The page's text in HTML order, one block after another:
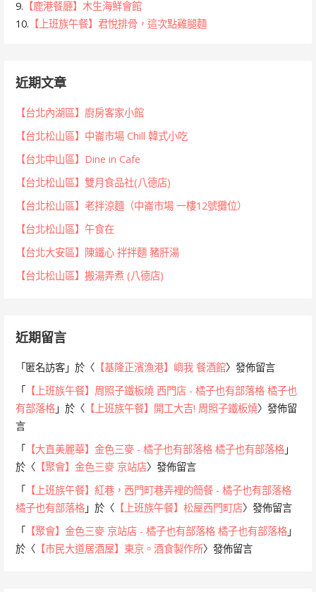
9. 【鹿港餐廳】木生海鮮會館
10. 【上班族午餐】君悅排骨，這次點雞腿麵
近期文章
【台北內湖區】廚房客家小館
【台北松山區】中崙市場 Chill 韓式小吃
【台北中山區】Dine in Cafe
【台北松山區】雙月食品社(八德店)
【台北松山區】老拌涼麵（中崙市場 一樓12號攤位）
【台北松山區】午食在
【台北大安區】陳鐵心 拌拌麵 豬肝湯
【台北松山區】搬湯弄煮 (八德店)
近期留言
「匿名訪客 」於〈 【基隆正濱漁港】嶼我 餐酒館〉發佈留言
「
【上班族午餐】周照子鐵板燒 西門店 - 橘子也有部落格 橘子也
有部落格 」於〈 【上班族午餐】開工大吉! 周照子鐵板燒〉發佈留
言
「
【大直美麗華】金色三麥 - 橘子也有部落格 橘子也有部落格 」
於〈 【聚會】金色三麥 京站店〉發佈留言
「
【上班族午餐】紅巷，西門町巷弄裡的簡餐 - 橘子也有部落格
橘子也有部落格 」於〈 【上班族午餐】松屋西門町店〉發佈留言
「
【聚會】金色三麥 京站店 - 橘子也有部落格 橘子也有部落格 」
於〈 【市民大道居酒屋】東京。酒食製作所〉發佈留言